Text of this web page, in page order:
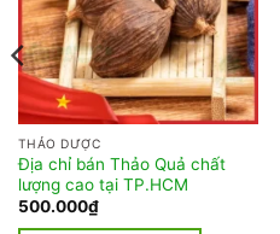
THẢO DƯỢC
Địa chỉ bán Thảo Quả chất
lượng cao tại TP.HCM
500.000₫